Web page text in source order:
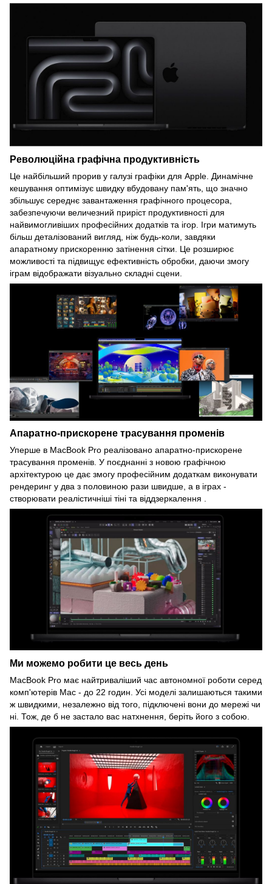
Революційна графічна продуктивність
Це найбільший прорив у галузі графіки для Apple. Динамічне
кешування оптимізує швидку вбудовану пам'ять, що значно
збільшує середнє завантаження графічного процесора,
забезпечуючи величезний приріст продуктивності для
найвимогливіших професійних додатків та ігор. Ігри матимуть
більш деталізований вигляд, ніж будь-коли, завдяки
апаратному прискоренню затінення сітки. Це розширює
можливості та підвищує ефективність обробки, даючи змогу
іграм відображати візуально складні сцени.
Апаратно-прискорене трасування променів
Уперше в MacBook Pro реалізовано апаратно-прискорене
трасування променів. У поєднанні з новою графічною
архітектурою це дає змогу професійним додаткам виконувати
рендеринг у два з половиною рази швидше, а в іграх -
створювати реалістичніші тіні та віддзеркалення .
Ми можемо робити це весь день
MacBook Pro має найтриваліший час автономної роботи серед
комп'ютерів Mac - до 22 годин. Усі моделі залишаються такими
ж швидкими, незалежно від того, підключені вони до мережі чи
ні. Тож, де б не застало вас натхнення, беріть його з собою.